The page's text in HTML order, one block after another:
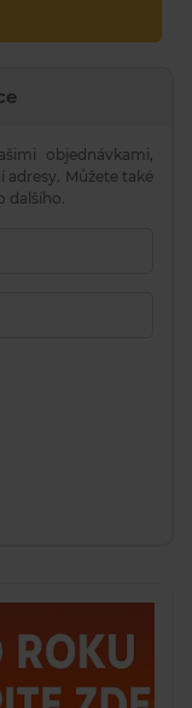
objednávkami,
Můžete také
dalšího.